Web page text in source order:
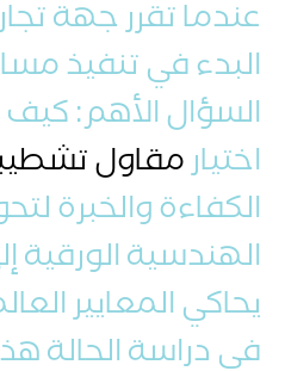
عندما تقرر جهة
البدء في تنفيذ
السؤال الأهم:
اختيارمقاول
الكفاءة والخبرة
الهندسية
يحاكي المعايير
في دراسة الحالة